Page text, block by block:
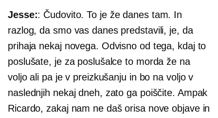
Jesse:: Čudovito. To je že danes tam. In
razlog, da smo vas danes predstavili, je, da
prihaja nekaj novega. Odvisno od tega, kdaj to
poslušate, je za poslušalce to morda že na
voljo ali pa je v preizkušanju in bo na voljo v
naslednjih nekaj dneh, zato ga poiščite. Ampak
Ricardo, zakaj nam ne daš orisa nove objave in